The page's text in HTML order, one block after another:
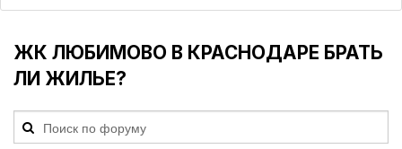
ЖК ЛЮБИМОВО В КРАСНОДАРЕ БРАТЬ
ЛИ ЖИЛЬЕ?